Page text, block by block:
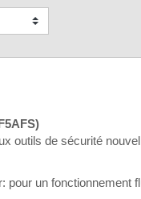
outils de sécurité
un fonctionnement